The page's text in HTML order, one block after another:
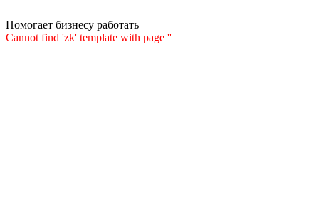
Помогает бизнесу работать
Cannot find 'zk' template with page ''